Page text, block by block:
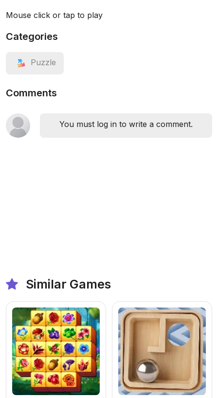
Mouse click or tap to play
Categories
Puzzle
Comments
You must log in to write a comment.
Similar Games